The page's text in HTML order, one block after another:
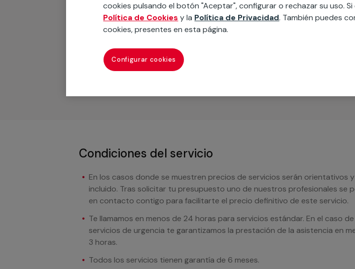
Recuerda que en MULTIMAP
Podemos ofrecer cualquier servicio a medida incluyendo todo lo que
materiales, equipamientos, electrodomésticos, etc. Cuéntanos que necesitas
cuando te llamemos.
Condiciones del servicio
En los casos donde se muestren precios de servicios serán orientativos y
incluido. Tras solicitar tu presupuesto uno de nuestros profesionales se
en contacto contigo para facilitarte el precio definitivo de este servicio.
Te llamamos en menos de 24 horas para servicios estándar. En el caso de
servicios de urgencia te garantizamos la prestación de la asistencia en
3 horas.
Todos los servicios tienen garantía de 6 meses.
cookies pulsando el botón "Aceptar", configurar o rechazar su uso.
Política de Cookies y la Política de Privacidad. También puedes
cookies, presentes en esta página.
Configurar cookies